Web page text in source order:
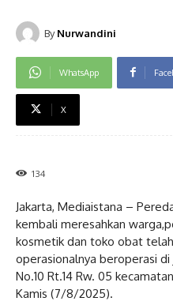
By Nurwandini
WhatsApp
X
134
Jakarta, Mediaistana –
kembali meresahkan
kosmetik dan toko obat
operasionalnya beroperasi
No.10 Rt.14 Rw. 05
Kamis (7/8/2025).